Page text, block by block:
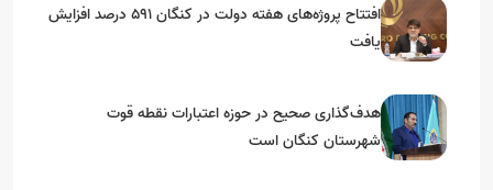
افتتاح پروژه‌های هفته دولت در کنگان ۵۹۱ درصد افزایش
یافت
هدف‌گذاری صحیح در حوزه اعتبارات نقطه قوت
شهرستان کنگان است